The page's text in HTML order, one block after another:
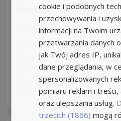
Kasjer-sprzedawca (k/
Umowa o pracę Rodzaj
od 3605 zł/mies. brutto
Ipracujzdalnie.pl spółka z
odpowiedzialnością
Wilamowice
17 dni temu -Aplikuj szybko
cookie i podobnych
przechowywania i
informacji na Twoim
przetwarzania danych
jak Twój adres IP,
dane przeglądania, w
spersonalizowanych
pomiaru reklam i
oraz ulepszania usług.
trzecich (1866) mogą